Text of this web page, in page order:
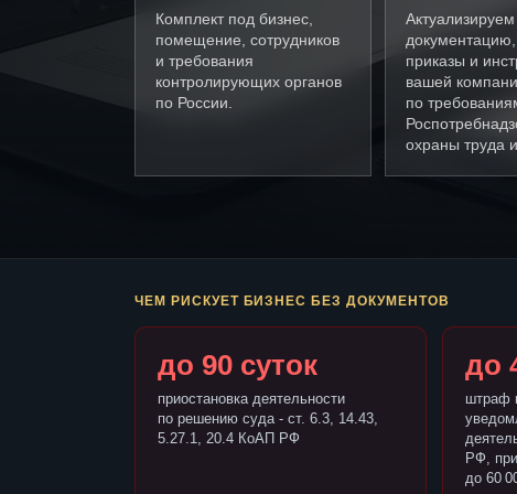
Комплект под бизнес,
помещение, сотрудников
и требования
контролирующих органов
по России.
Актуализируем
приказы и
вашей
по
охраны труда
ЧЕМ РИСКУЕТ БИЗНЕС БЕЗ ДОКУМЕНТОВ
до 90 суток
приостановка деятельности
по решению суда - ст. 6.3, 14.43,
5.27.1, 20.4 КоАП РФ
до
штраф
РФ,
до 60